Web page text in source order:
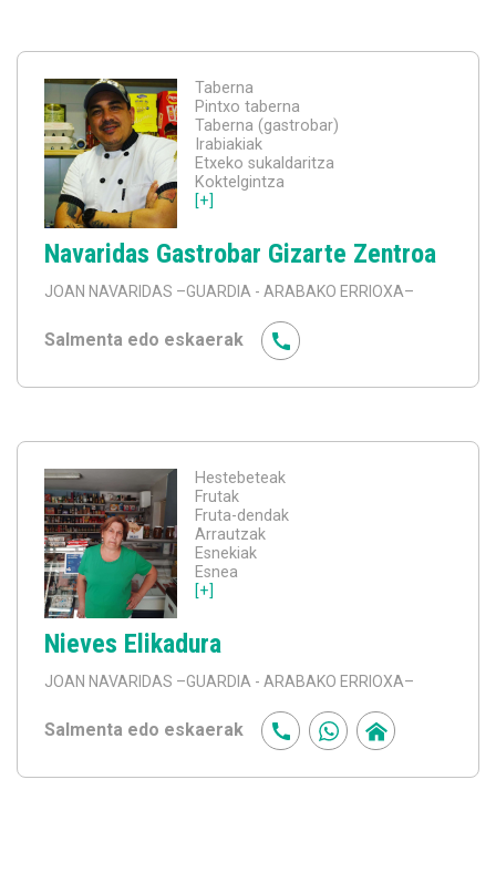
Taberna
Pintxo taberna
Taberna (gastrobar)
Irabiakiak
Etxeko sukaldaritza
Koktelgintza
[+]
Navaridas Gastrobar Gizarte Zentroa
JOAN NAVARIDAS –GUARDIA - ARABAKO ERRIOXA–
Salmenta edo eskaerak
Hestebeteak
Frutak
Fruta-dendak
Arrautzak
Esnekiak
Esnea
[+]
Nieves Elikadura
JOAN NAVARIDAS –GUARDIA - ARABAKO ERRIOXA–
Salmenta edo eskaerak